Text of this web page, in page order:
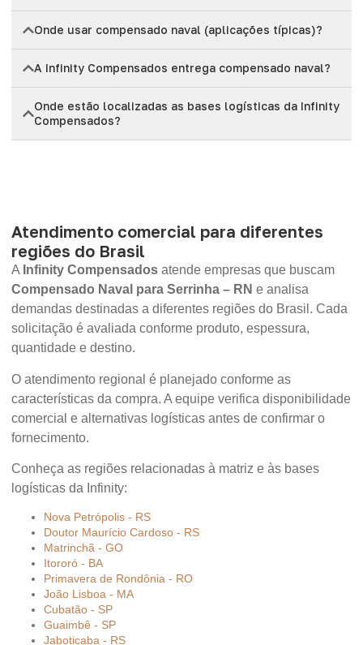
Onde usar compensado naval (aplicações típicas)?
A Infinity Compensados entrega compensado naval?
Onde estão localizadas as bases logísticas da Infinity
Compensados?
Atendimento comercial para diferentes
regiões do Brasil
A Infinity Compensados atende empresas que buscam
Compensado Naval para Serrinha – RN e analisa
demandas destinadas a diferentes regiões do Brasil. Cada
solicitação é avaliada conforme produto, espessura,
quantidade e destino.
O atendimento regional é planejado conforme as
características da compra. A equipe verifica disponibilidade
comercial e alternativas logísticas antes de confirmar o
fornecimento.
Conheça as regiões relacionadas à matriz e às bases
logísticas da Infinity:
Nova Petrópolis - RS
Doutor Maurício Cardoso - RS
Matrinchã - GO
Itororó - BA
Primavera de Rondônia - RO
João Lisboa - MA
Cubatão - SP
Guaimbê - SP
Jaboticaba - RS